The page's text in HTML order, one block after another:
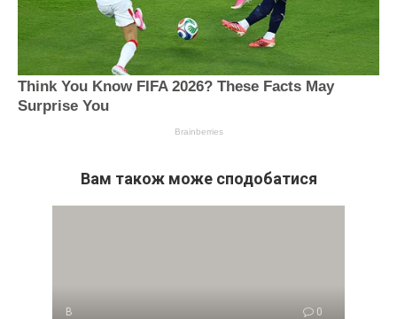
Вам також може сподобатися
В 0